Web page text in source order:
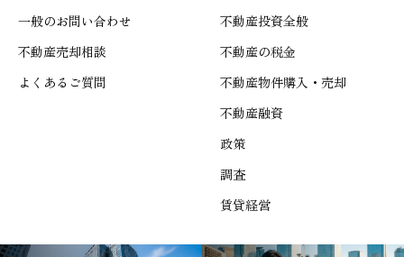
一般のお問い合わせ
不動産売却相談
よくあるご質問
不動産投資全般
不動産の税金
不動産物件購入・売却
不動産融資
政策
調査
賃貸経営